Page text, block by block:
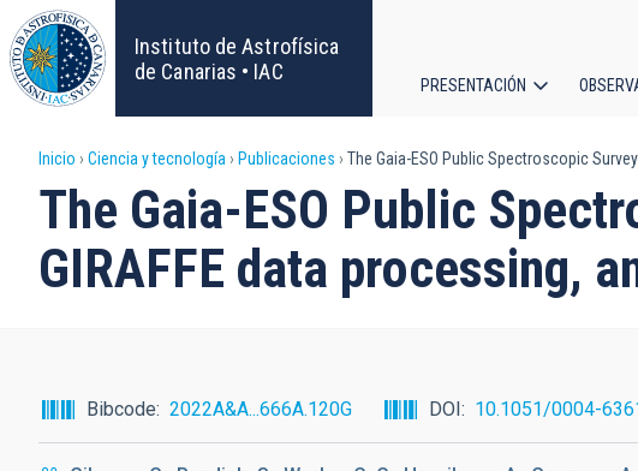
Pasar
al
contenido
principal
Instituto de Astrofísica
de Canarias • IAC
principal
PRESENTACIÓN
Sobrescribir
enlaces
de
a
la
Inicio Ciencia y tecnología Publicaciones The Gaia-ESO Public Spectroscopic
The Gaia-ESO Public
GIRAFFE data processing,
Bibcode 2022A&A...666A.120G DOI 10.1051/0004-